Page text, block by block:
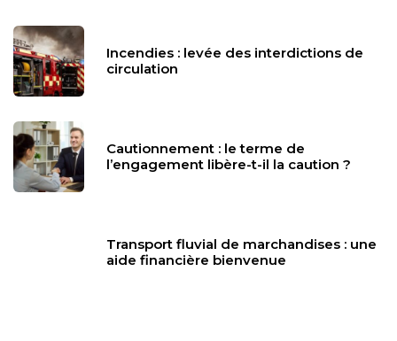
Incendies : levée des interdictions de
circulation
Cautionnement : le terme de
l’engagement libère-t-il la caution ?
Transport fluvial de marchandises : une
aide financière bienvenue